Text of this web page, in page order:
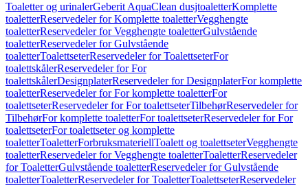
Toaletter og urinalerGeberit AquaClean dusjtoaletterKomplette
toaletterReservedeler for Komplette toaletterVegghengte
toaletterReservedeler for Vegghengte toaletterGulvstående
toaletterReservedeler for Gulvstående
toaletterToalettseterReservedeler for ToalettseterFor
toalettskålerReservedeler for For
toalettskålerDesignplaterReservedeler for DesignplaterFor komplette
toaletterReservedeler for For komplette toaletterFor
toalettseterReservedeler for For toalettseterTilbehørReservedeler for
TilbehørFor komplette toaletterFor toalettseterReservedeler for For
toalettseterFor toalettseter og komplette
toaletterToaletterForbruksmateriellToalett og toalettseterVegghengte
toaletterReservedeler for Vegghengte toaletterToaletterReservedeler
for ToaletterGulvstående toaletterReservedeler for Gulvstående
toaletterToaletterReservedeler for ToaletterToalettseterReservedeler